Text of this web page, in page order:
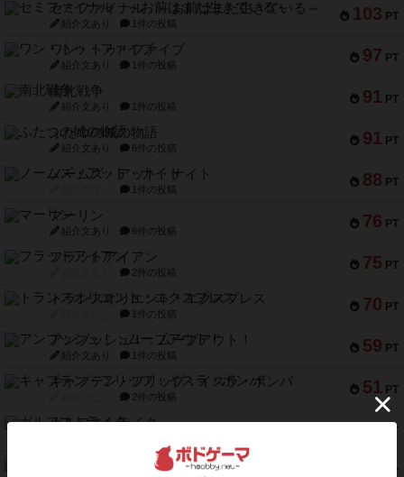
103 PT
セミファイナル ～お前はまだ生きている～
紹介文あり 1件の投稿
97 PT
ワン・トゥ・ファイブ
紹介文あり 1件の投稿
91 PT
南北戦争
紹介文あり 1件の投稿
91 PT
ふたつの城の物語
紹介文あり 6件の投稿
88 PT
ノームズ・アット・ナイト
1件の投稿
76 PT
マーリン
紹介文あり 6件の投稿
75 PT
フラットアイアン
2件の投稿
70 PT
トランスオリエント・エクスプレス
1件の投稿
59 PT
アンブッシュ！：ムーブアウト！
紹介文あり 1件の投稿
51 PT
キャプテン・フリップ：イスラ・ボンバ
2件の投稿
46 PT
ガルフストライク
PT
エコーズ・オブ・タイム